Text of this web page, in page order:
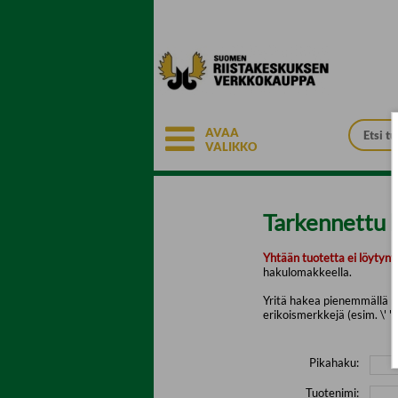
AVAA
VALIKKO
Tarkennettu
Yhtään tuotetta ei löytynyt.
hakulomakkeella.
Yritä hakea pienemmällä
erikoismerkkejä (esim. \' "
Pikahaku:
Tuotenimi: